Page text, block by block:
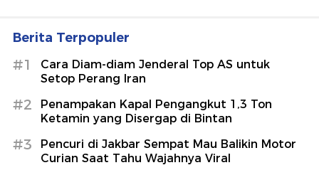
Berita Terpopuler
#1
Cara Diam-diam Jenderal Top AS untuk
Setop Perang Iran
#2
Penampakan Kapal Pengangkut 1,3 Ton
Ketamin yang Disergap di Bintan
#3
Pencuri di Jakbar Sempat Mau Balikin Motor
Curian Saat Tahu Wajahnya Viral